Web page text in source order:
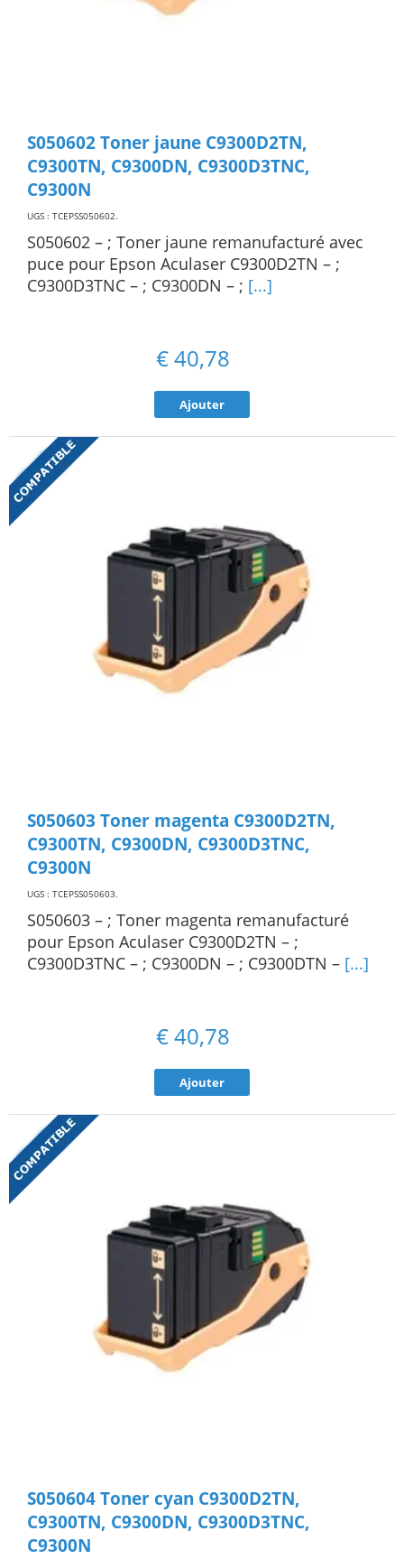
S050602 Toner jaune C9300D2TN,
C9300TN, C9300DN, C9300D3TNC,
C9300N
UGS : TCEPSS050602.
S050602 – ; Toner jaune remanufacturé avec
puce pour Epson Aculaser C9300D2TN – ;
C9300D3TNC – ; C9300DN – ; [...]
€40,78
Ajouter
S050603 Toner magenta C9300D2TN,
C9300TN, C9300DN, C9300D3TNC,
C9300N
UGS : TCEPSS050603.
S050603 – ; Toner magenta remanufacturé
pour Epson Aculaser C9300D2TN – ;
C9300D3TNC – ; C9300DN – ; C9300DTN – [...]
€40,78
Ajouter
S050604 Toner cyan C9300D2TN,
C9300TN, C9300DN, C9300D3TNC,
C9300N